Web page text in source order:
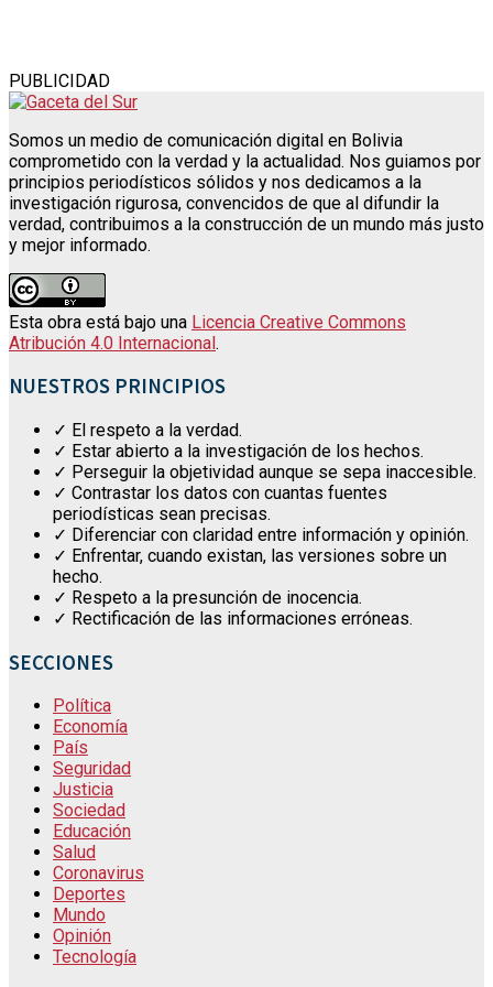
PUBLICIDAD
Somos un medio de comunicación digital en Bolivia
comprometido con la verdad y la actualidad. Nos guiamos por
principios periodísticos sólidos y nos dedicamos a la
investigación rigurosa, convencidos de que al difundir la
verdad, contribuimos a la construcción de un mundo más justo
y mejor informado.
Esta obra está bajo una Licencia Creative Commons
Atribución 4.0 Internacional.
NUESTROS PRINCIPIOS
✓ El respeto a la verdad.
✓ Estar abierto a la investigación de los hechos.
✓ Perseguir la objetividad aunque se sepa inaccesible.
✓ Contrastar los datos con cuantas fuentes
periodísticas sean precisas.
✓ Diferenciar con claridad entre información y opinión.
✓ Enfrentar, cuando existan, las versiones sobre un
hecho.
✓ Respeto a la presunción de inocencia.
✓ Rectificación de las informaciones erróneas.
SECCIONES
Política
Economía
País
Seguridad
Justicia
Sociedad
Educación
Salud
Coronavirus
Deportes
Mundo
Opinión
Tecnología